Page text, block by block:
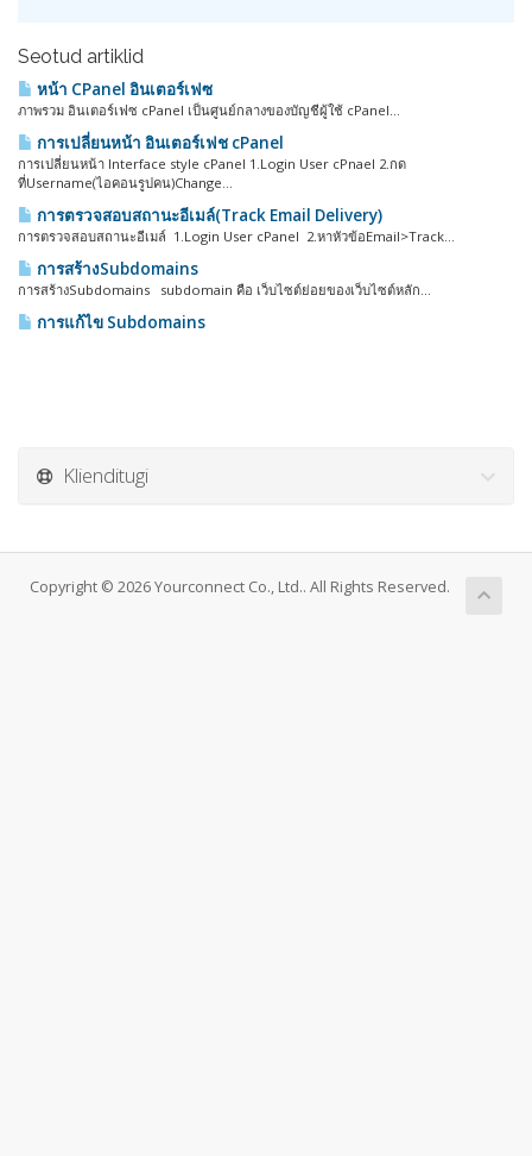
Seotud artiklid
หน้า CPanel อินเตอร์เฟซ
ภาพรวม อินเตอร์เฟซ cPanel เป็นศูนย์กลางของบัญชีผู้ใช้ cPanel...
การเปลี่ยนหน้า อินเตอร์เฟช cPanel
การเปลี่ยนหน้า Interface style cPanel 1.Login User cPnael 2.กด
ที่Username(ไอคอนรูปคน)Change...
การตรวจสอบสถานะอีเมล์(Track Email Delivery)
การตรวจสอบสถานะอีเมล์ 1.Login User cPanel 2.หาหัวข้อEmail>Track...
การสร้างSubdomains
การสร้างSubdomains subdomain คือ เว็บไซต์ย่อยของเว็บไซต์หลัก...
การแก้ไข Subdomains
Klienditugi
Copyright © 2026 Yourconnect Co., Ltd.. All Rights Reserved.